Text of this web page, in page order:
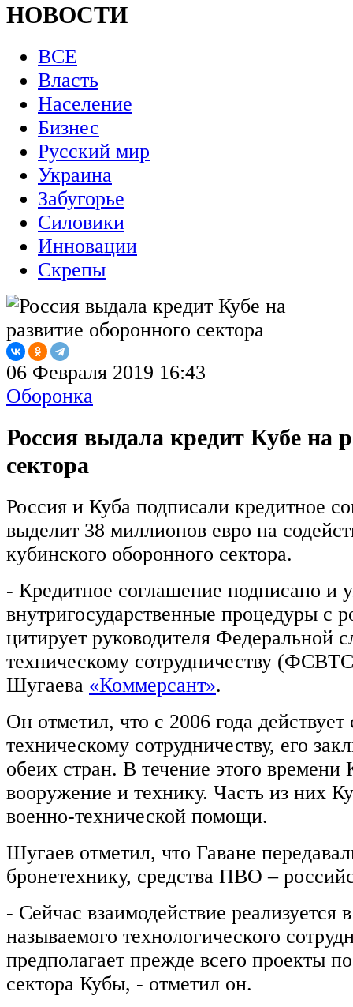
НОВОСТИ
ВСЕ
Власть
Население
Бизнес
Русский мир
Украина
Забугорье
Силовики
Инновации
Скрепы
06 Февраля 2019 16:43
Оборонка
Россия выдала кредит Кубе на
сектора
Россия и Куба подписали кредитное
выделит 38 миллионов евро на
кубинского оборонного сектора.
- Кредитное соглашение подписано и
внутригосударственные процедуры с
цитирует руководителя Федеральной
техническому сотрудничеству
Шугаева «Коммерсант».
Он отметил, что с 2006 года
техническому сотрудничеству, его
обеих стран. В течение этого времени
вооружение и технику. Часть из них
военно-технической помощи.
Шугаев отметил, что Гаване
бронетехнику, средства ПВО –
- Сейчас взаимодействие реализуется
называемого технологического
предполагает прежде всего проекты
сектора Кубы, - отметил он.